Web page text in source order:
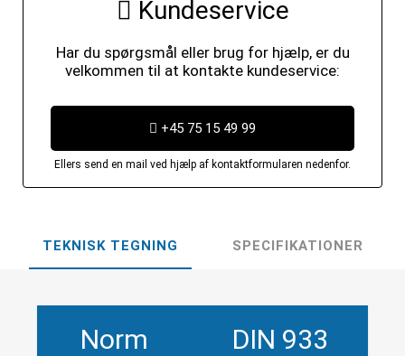
Kundeservice
Har du spørgsmål eller brug for hjælp, er du
velkommen til at kontakte kundeservice:
+45 75 15 49 99
Ellers send en mail ved hjælp af kontaktformularen nedenfor.
TEKNISK TEGNING SPECIFIKATIONER
Norm DIN 933